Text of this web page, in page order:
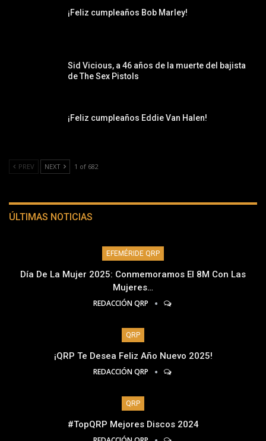
¡Feliz cumpleaños Bob Marley!
Sid Vicious, a 46 años de la muerte del bajista
de The Sex Pistols
¡Feliz cumpleaños Eddie Van Halen!
PREV NEXT 1 of 682
ÚLTIMAS NOTICIAS
EFEMÉRIDE QRP
Día De La Mujer 2025: Conmemoramos El 8M Con Las
Mujeres…
REDACCIÓN QRP
QRP
¡QRP Te Desea Feliz Año Nuevo 2025!
REDACCIÓN QRP
QRP
#TopQRP Mejores Discos 2024